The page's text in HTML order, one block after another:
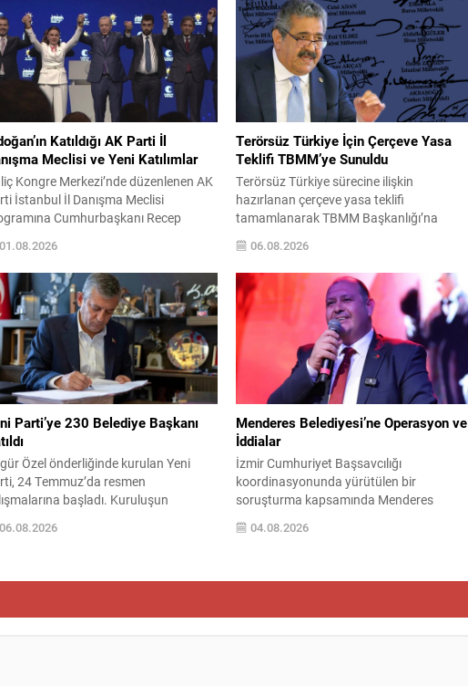
Katıldığı AK Parti İl
Meclisi ve Yeni Katılımlar
Kongre Merkezi’nde düzenlenen AK
İstanbul İl Danışma Meclisi
Cumhurbaşkanı Recep
Erdoğan katıldı. Kameraların
kısa ve net açıklamalarda
Erdoğan, toplantının önemli
paylaştı. Programın
partinin yeni katılımları için
töreni gerçekleştirildi. Tören,
kadrosunu güçlendiren bu adımı
ve katılımcılar arasında sıcak
oluştu....
01.08.2026
Terörsüz Türkiye İçin Çerçeve Yasa
Teklifi TBMM’ye Sunuldu
Terörsüz Türkiye sürecine ilişkin
hazırlanan çerçeve yasa teklifi
tamamlanarak TBMM Başkanlığı’na
sunuldu. Teklif, 360 milletvekilinin
imzasını taşıyor ve AK Parti, MHP, DEM
Parti, CHP ile Yeni Yol grubundan
milletvekillerinin desteğiyle hazırlandı.
Çerçeve düzenleme kısa süre içinde
Adalet Komisyonu’nda görüşülecek ve
Genel Kurul gündemine alınması
bekleniyor. Teklifin TBMM’de ele
alınmasıyla süreçte...
06.08.2026
Parti’ye 230 Belediye Başkanı
Özel önderliğinde kurulan Yeni
24 Temmuz’da resmen
başladı. Kuruluşun
kısa sürede çok sayıda yerel
partiyi tercih ettiği bildirildi.
06.08.2026
Menderes Belediyesi’ne Operasyon ve
İddialar
İzmir Cumhuriyet Başsavcılığı
koordinasyonunda yürütülen bir
soruşturma kapsamında Menderes
Belediyesi’ne düzenlenen operasyonda,
çeşitli suçlamalarla 16 kişi hakkında
04.08.2026